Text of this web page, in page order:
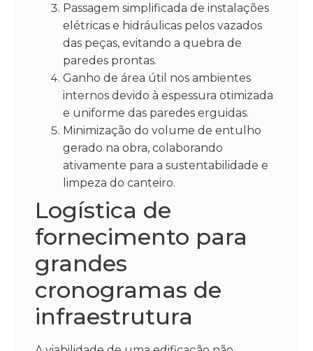
Passagem simplificada de instalações
elétricas e hidráulicas pelos vazados
das peças, evitando a quebra de
paredes prontas.
Ganho de área útil nos ambientes
internos devido à espessura otimizada
e uniforme das paredes erguidas.
Minimização do volume de entulho
gerado na obra, colaborando
ativamente para a sustentabilidade e
limpeza do canteiro.
Logística de
fornecimento para
grandes
cronogramas de
infraestrutura